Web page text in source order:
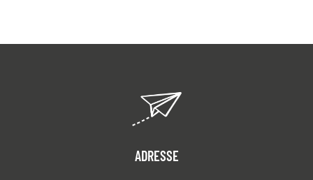
ADRESSE